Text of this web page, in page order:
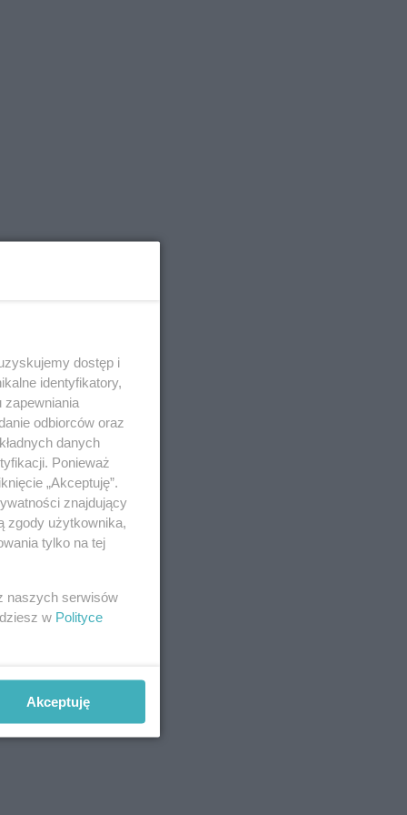
dostęp i
identyfikatory,
zapewniania
odbiorców oraz
danych
Ponieważ
„Akceptuję”.
znajdujący
zgody użytkownika,
tylko na tej
naszych serwisów
w Polityce
Akceptuję